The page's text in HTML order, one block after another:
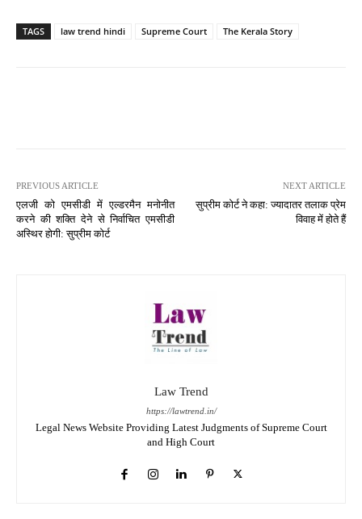
TAGS law trend hindi Supreme Court The Kerala Story
PREVIOUS ARTICLE
एलजी को एमसीडी में एल्डरमैन मनोनीत
करने की शक्ति देने से निर्वाचित एमसीडी
अस्थिर होगी: सुप्रीम कोर्ट
NEXT ARTICLE
सुप्रीम कोर्ट ने कहा: ज्यादातर तलाक प्रेम
विवाह में होते हैं
Law Trend
https://lawtrend.in/
Legal News Website Providing Latest Judgments of Supreme Court
and High Court